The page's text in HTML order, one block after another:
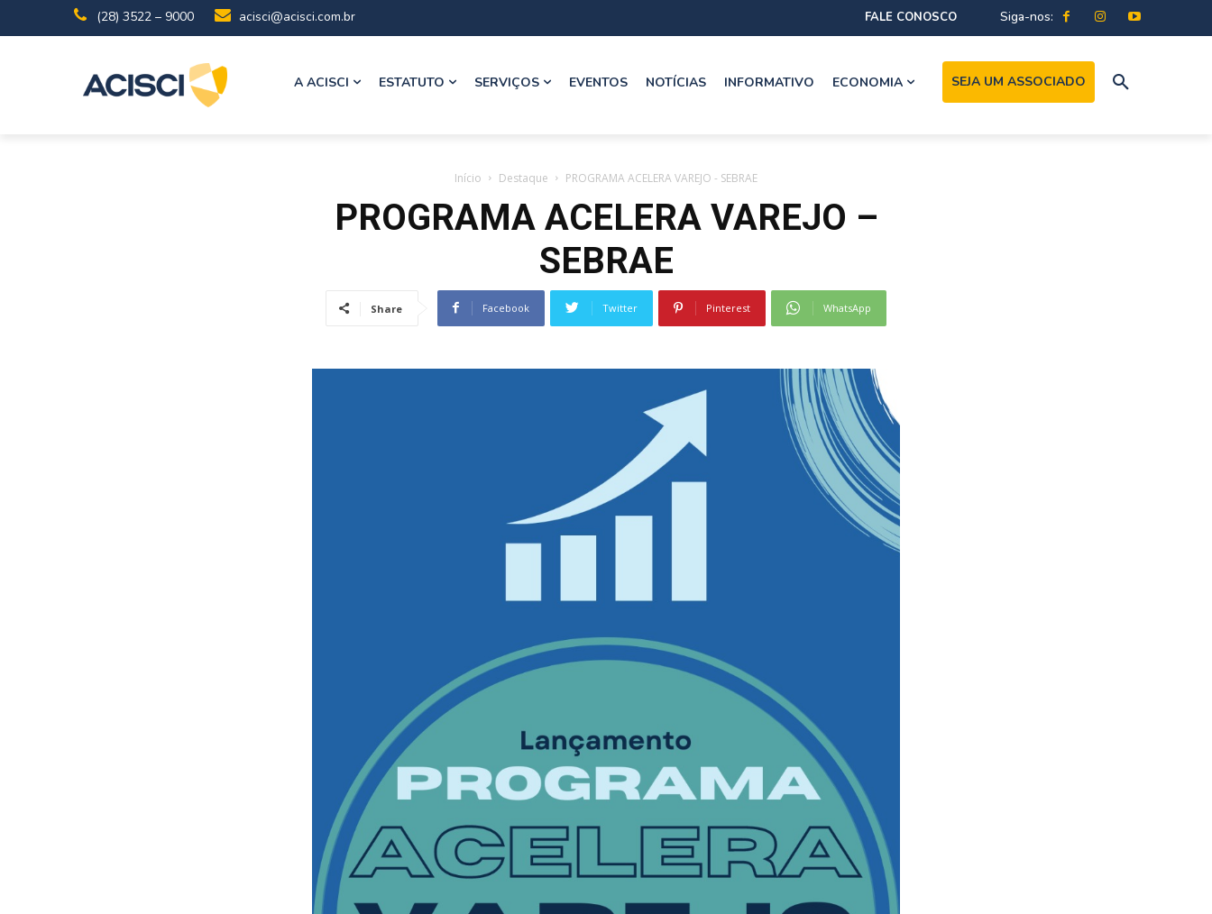
(28) 3522 – 9000 acisci@acisci.com.br FALE CONOSCO Siga-nos:
A ACISCI ESTATUTO SERVIÇOS EVENTOS NOTÍCIAS INFORMATIVO ECONOMIA SEJA UM ASSOCIADO
Início Destaque PROGRAMA ACELERA VAREJO - SEBRAE
PROGRAMA ACELERA VAREJO –
SEBRAE
Share Facebook Twitter Pinterest WhatsApp